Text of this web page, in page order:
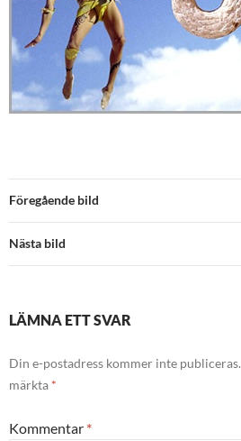
Föregående bild
Nästa bild
LÄMNA ETT SVAR
Din e-postadress kommer inte publiceras.
märkta *
Kommentar *